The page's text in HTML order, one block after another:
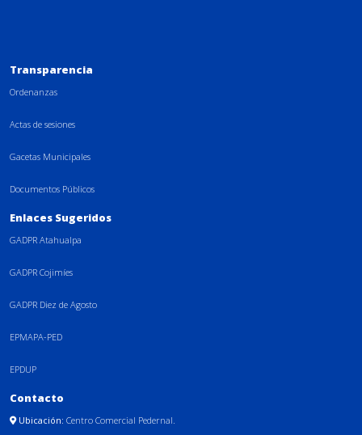
Transparencia
Ordenanzas
Actas de sesiones
Gacetas Municipales
Documentos Públicos
Enlaces Sugeridos
GADPR Atahualpa
GADPR Cojimíes
GADPR Diez de Agosto
EPMAPA-PED
EPDUP
Contacto
Ubicación: Centro Comercial Pedernal.